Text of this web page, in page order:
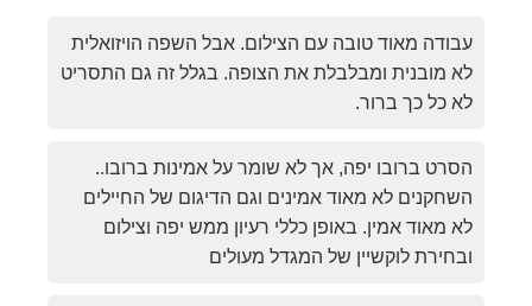
עבודה מאוד טובה עם הצילום. אבל השפה הויזואלית
לא מובנית ומבלבלת את הצופה. בגלל זה גם התסריט
לא כל כך ברור.
הסרט ברובו יפה, אך לא שומר על אמינות ברובו..
השחקנים לא מאוד אמינים וגם הדיגום של החיילים
לא מאוד אמין. באופן כללי רעיון ממש יפה וצילום
ובחירת לוקשיין של המגדל מעולים